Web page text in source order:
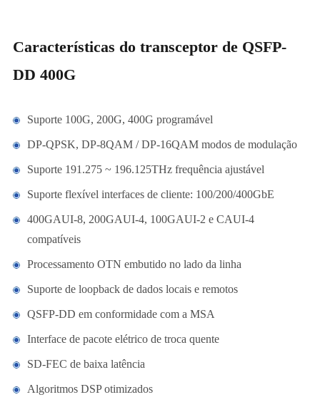
Características do transceptor de QSFP-
DD 400G
Suporte 100G, 200G, 400G programável
DP-QPSK, DP-8QAM / DP-16QAM modos de modulação
Suporte 191.275 ~ 196.125THz frequência ajustável
Suporte flexível interfaces de cliente: 100/200/400GbE
400GAUI-8, 200GAUI-4, 100GAUI-2 e CAUI-4
compatíveis
Processamento OTN embutido no lado da linha
Suporte de loopback de dados locais e remotos
QSFP-DD em conformidade com a MSA
Interface de pacote elétrico de troca quente
SD-FEC de baixa latência
Algoritmos DSP otimizados